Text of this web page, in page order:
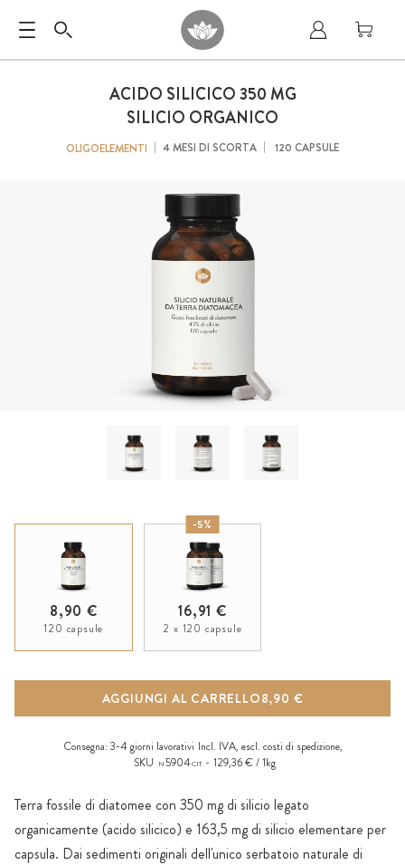
ACIDO SILICICO 350 MG
SILICIO ORGANICO
OLIGOELEMENTI 4 MESI DI SCORTA 120 CAPSULE
Terra fossile di diatomee con 350 mg di silicio legato
organicamente (acido silicico) e 163,5 mg di silicio elementare per
capsula. Dai sedimenti originali dell'unico serbatoio naturale di
8,90 €
120 capsule
-5%
16,91 €
2 x 120 capsule
AGGIUNGI AL CARRELLO8,90 €
Consegna: 3-4 giorni lavorativi Incl. IVA, escl. costi di spedizione,
SKU
N 5904CIT 129,36 € / 1kg